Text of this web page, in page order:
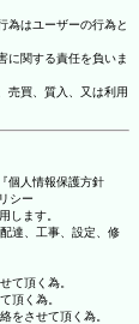
為はユーザーの行為と
に関する責任を負いま
売買、質入、又は利用
個人情報保護方針
シー
します。
達、工事、設定、修
て頂く為。
頂く為。
をさせて頂く為。